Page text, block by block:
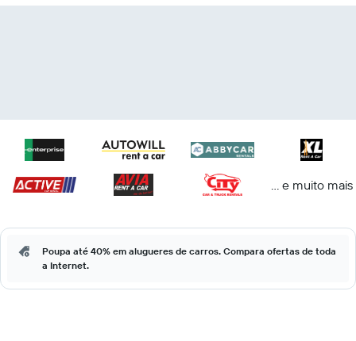
... e muito mais
Poupa até 40% em alugueres de carros. Compara ofertas de toda
a Internet.